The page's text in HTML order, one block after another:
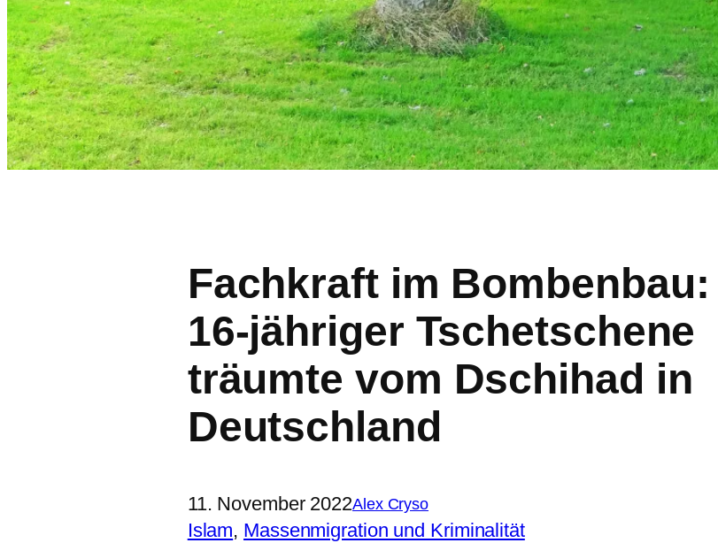
Fachkraft im Bombenbau:
16-jähriger Tschetschene
träumte vom Dschihad in
Deutschland
11. November 2022Alex Cryso
Islam, Massenmigration und Kriminalität